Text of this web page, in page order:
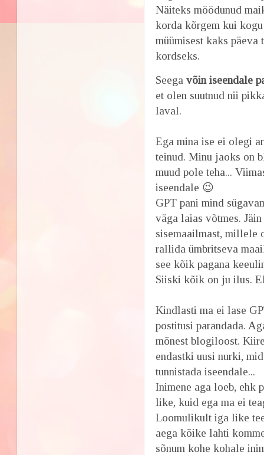
Näiteks möödunud
korda kõrgem kui
müümisest kaks
kordseks.
Seegavõin iseendale
et olen suutnud nii
laval.
Ega mina ise ei olegi
teinud. Minu jaoks on
muud pole teha...
iseendale 😉
GPT pani mind
väga laias võtmes.
sisemaailmast, millele
rallida ümbritseva
see kõik pagana
Siiski kõik on ju ilus.
Kindlasti ma ei lase
postitusi parandada.
mõnest blogiloost.
endastki uusi nurki,
tunnistada iseendale...
Inimene aga loeb, ehk
like, kuid ega ma ei
Loomulikult iga like
aega kõike lahti
sõnum kohe kohale